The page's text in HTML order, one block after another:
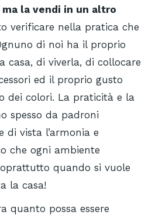
la vendi in un altro
verificare nella pratica che
di noi ha il proprio
casa, di viverla, di collocare
ed il proprio gusto
dei colori. La praticità e la
spesso da padroni
di vista l’armonia e
che ogni ambiente
quando si vuole
la casa!
quanto possa essere